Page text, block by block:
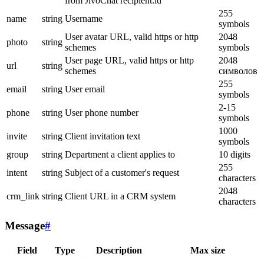
name string Username
255
symbols
photo
string
User avatar URL, valid https or http
schemes
2048
symbols
url
string
User page URL, valid https or http
schemes
2048
символов
email
string User email
255
symbols
phone
string User phone number
2-15
symbols
invite
string Client invitation text
1000
symbols
group
string Department a client applies to
10 digits
intent
string Subject of a customer's request
255
characters
crm_link string Client URL in a CRM system
2048
characters
Message#
Field Type Description Max size